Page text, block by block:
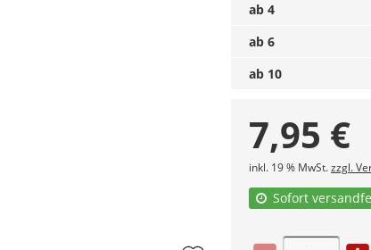
ab 4
ab 6
ab 10
7,95 €
inkl. 19 % MwSt.zzgl.
Sofort